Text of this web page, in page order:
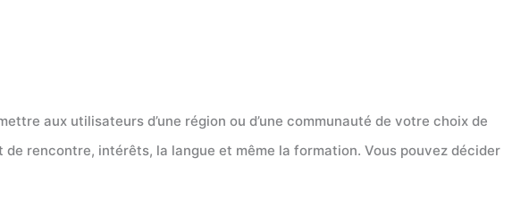
aux utilisateurs d’une région ou d’une communauté de votre choix de
de rencontre, intérêts, la langue et même la formation. Vous pouvez décider